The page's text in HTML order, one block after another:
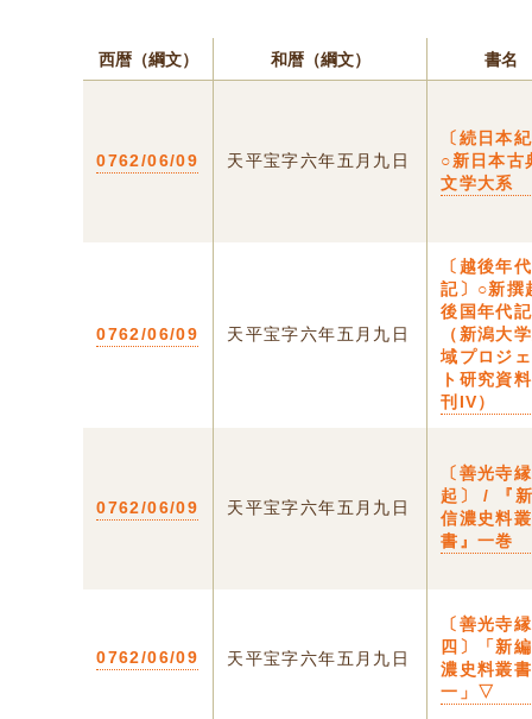
西暦（綱文） 和暦（綱文） 書名
0762/06/09 天平宝字六年五月九日
〔続日本
○新日本古
文学大系
0762/06/09 天平宝字六年五月九日
〔越後年代
記〕○新撰
後国年代記
（新潟大
域プロジ
ト研究資
刊IV）
0762/06/09 天平宝字六年五月九日
〔善光寺縁
起〕 / 『
信濃史料叢
書』一巻
0762/06/09 天平宝字六年五月九日
〔善光寺
四〕「新
濃史料叢書
一」▽